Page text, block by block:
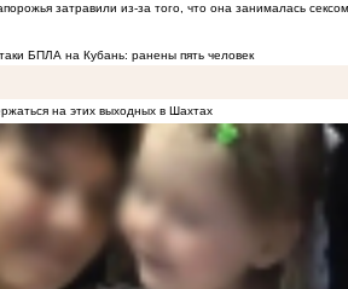
затравили из-за того, что она занималась
БПЛА на Кубань: ранены пять человек
на этих выходных в Шахтах